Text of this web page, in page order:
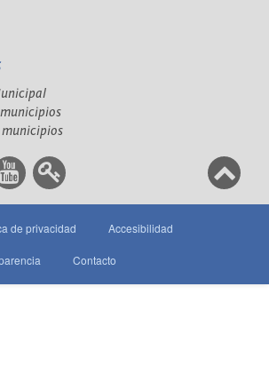
de privacidad Accesibilidad
Contacto